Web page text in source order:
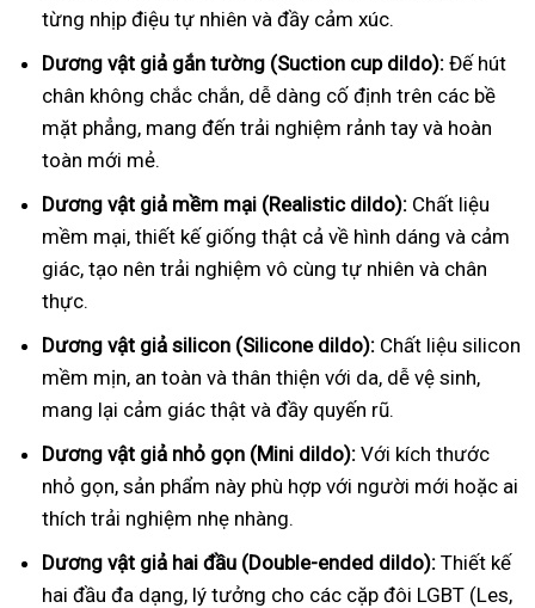
từng nhịp điệu tự nhiên và đầy cảm xúc.
Dương vật giả gắn tường (Suction cup dildo): Đế hút
chân không chắc chắn, dễ dàng cố định trên các bề
mặt phẳng, mang đến trải nghiệm rảnh tay và hoàn
toàn mới mẻ.
Dương vật giả mềm mại (Realistic dildo): Chất liệu
mềm mại, thiết kế giống thật cả về hình dáng và cảm
giác, tạo nên trải nghiệm vô cùng tự nhiên và chân
thực.
Dương vật giả silicon (Silicone dildo): Chất liệu silicon
mềm mịn, an toàn và thân thiện với da, dễ vệ sinh,
mang lại cảm giác thật và đầy quyến rũ.
Dương vật giả nhỏ gọn (Mini dildo): Với kích thước
nhỏ gọn, sản phẩm này phù hợp với người mới hoặc ai
thích trải nghiệm nhẹ nhàng.
Dương vật giả hai đầu (Double-ended dildo): Thiết kế
hai đầu đa dạng, lý tưởng cho các cặp đôi LGBT (Les,